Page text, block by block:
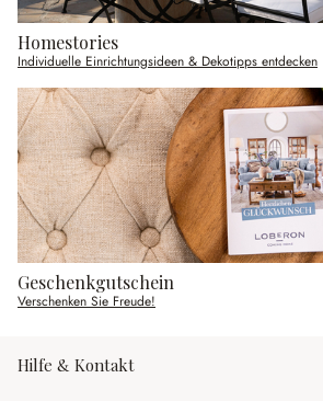
Homestories
Individuelle Einrichtungsideen & Dekotipps entdecken
Geschenkgutschein
Verschenken Sie Freude!
Hilfe & Kontakt